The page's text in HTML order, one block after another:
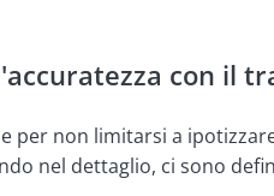
con il
per non limitarsi a
nel dettaglio, ci sono